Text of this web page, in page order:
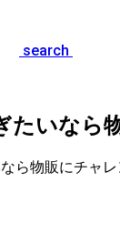
search
たいな